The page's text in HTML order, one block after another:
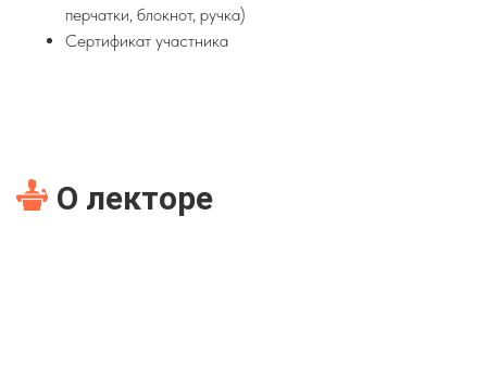
перчатки, блокнот, ручка)
Сертификат участника
О лекторе